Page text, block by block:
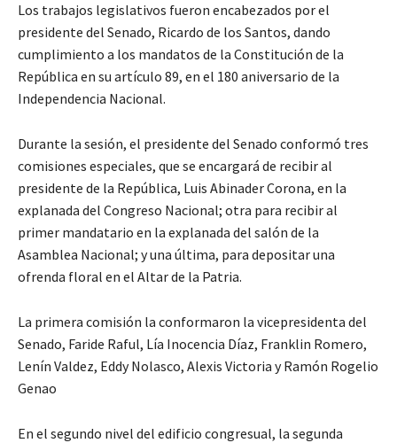
Los trabajos legislativos fueron encabezados por el
presidente del Senado, Ricardo de los Santos, dando
cumplimiento a los mandatos de la Constitución de la
República en su artículo 89, en el 180 aniversario de la
Independencia Nacional.
Durante la sesión, el presidente del Senado conformó tres
comisiones especiales, que se encargará de recibir al
presidente de la República, Luis Abinader Corona, en la
explanada del Congreso Nacional; otra para recibir al
primer mandatario en la explanada del salón de la
Asamblea Nacional; y una última, para depositar una
ofrenda floral en el Altar de la Patria.
La primera comisión la conformaron la vicepresidenta del
Senado, Faride Raful, Lía Inocencia Díaz, Franklin Romero,
Lenín Valdez, Eddy Nolasco, Alexis Victoria y Ramón Rogelio
Genao
En el segundo nivel del edificio congresual, la segunda